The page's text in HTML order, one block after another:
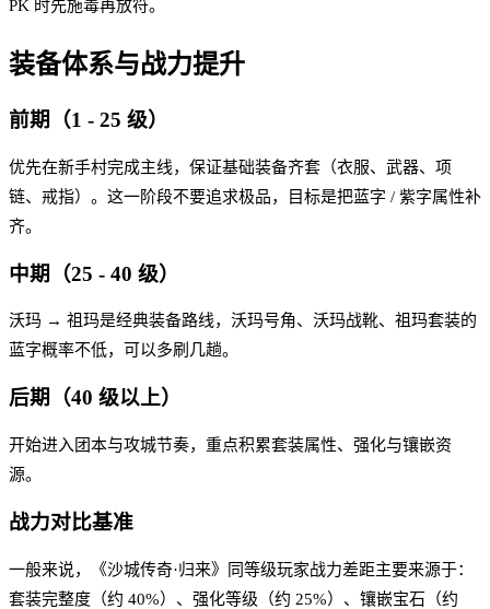
PK 时先施毒再放符。
装备体系与战力提升
前期（1 - 25 级）
优先在新手村完成主线，保证基础装备齐套（衣服、武器、项
链、戒指）。这一阶段不要追求极品，目标是把蓝字 / 紫字属性补
齐。
中期（25 - 40 级）
沃玛 → 祖玛是经典装备路线，沃玛号角、沃玛战靴、祖玛套装的
蓝字概率不低，可以多刷几趟。
后期（40 级以上）
开始进入团本与攻城节奏，重点积累套装属性、强化与镶嵌资
源。
战力对比基准
一般来说，《沙城传奇·归来》同等级玩家战力差距主要来源于：
套装完整度（约 40%）、强化等级（约 25%）、镶嵌宝石（约